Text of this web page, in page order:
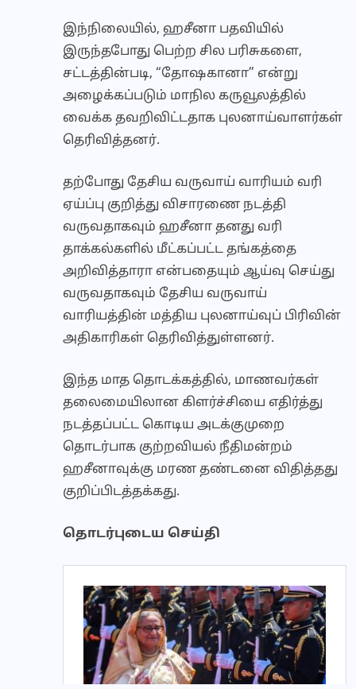
இந்நிலையில், ஹசீனா பதவியில்
இருந்தபோது பெற்ற சில பரிசுகளை,
சட்டத்தின்படி, “தோஷகானா” என்று
அழைக்கப்படும் மாநில கருவூலத்தில்
வைக்க தவறிவிட்டதாக புலனாய்வாளர்கள்
தெரிவித்தனர்.
தற்போது தேசிய வருவாய் வாரியம் வரி
ஏய்ப்பு குறித்து விசாரணை நடத்தி
வருவதாகவும் ஹசீனா தனது வரி
தாக்கல்களில் மீட்கப்பட்ட தங்கத்தை
அறிவித்தாரா என்பதையும் ஆய்வு செய்து
வருவதாகவும் தேசிய வருவாய்
வாரியத்தின் மத்திய புலனாய்வுப் பிரிவின்
அதிகாரிகள் தெரிவித்துள்ளனர்.
இந்த மாத தொடக்கத்தில், மாணவர்கள்
தலைமையிலான கிளர்ச்சியை எதிர்த்து
நடத்தப்பட்ட கொடிய அடக்குமுறை
தொடர்பாக குற்றவியல் நீதிமன்றம்
ஹசீனாவுக்கு மரண தண்டனை விதித்தது
குறிப்பிடத்தக்கது.
தொடர்புடைய செய்தி